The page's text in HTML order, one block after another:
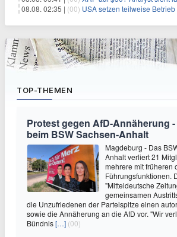
08.08. 02:35 | (00) USA setzen teilweise Betrieb im Avocado-Staat
TOP-THEMEN
Protest gegen AfD-Annäherung
beim BSW Sachsen-Anhalt
Magdeburg - Das
Anhalt verliert 21
mehrere mit früheren
Führungsfunktionen.
"Mitteldeutsche
gemeinsamen
die Unzufriedenen der Parteispitze einen
sowie die Annäherung an die AfD vor. "Wir
Bündnis[…] (00)